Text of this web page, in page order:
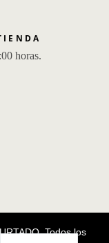
horas.
Todos los